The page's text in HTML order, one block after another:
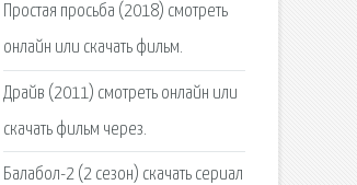
Простая просьба (2018) смотреть
онлайн или скачать фильм.
Драйв (2011) смотреть онлайн или
скачать фильм через.
Балабол-2 (2 сезон) скачать сериал